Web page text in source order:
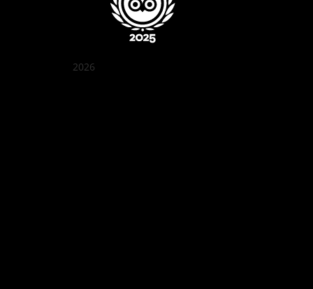
2026